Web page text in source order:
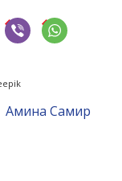
Амина Самир